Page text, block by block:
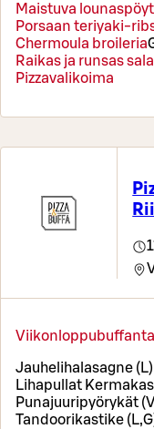
Maistuva
Porsaan teriyaki-
Chermoula broileria
Raikas ja runsas
Pizzavalikoima
Jauhelihalasagne (L)
Lihapullat
Punajuuripyörykät
Tandoorikastike